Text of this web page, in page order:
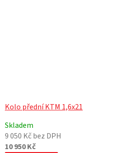
Kolo přední KTM 1,6x21
Skladem
9 050 Kč bez DPH
10 950 Kč